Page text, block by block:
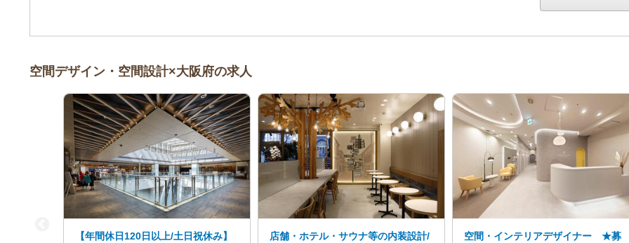
空間デザイン・空間設計×大阪府の求人
【年間休日120日以上/土日祝休み】
店舗・ホテル・サウナ等の内装設計/
空間・インテリアデザイナー ★募